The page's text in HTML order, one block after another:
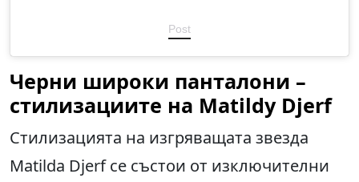
Post
Черни широки панталони –
стилизациите на Matildy Djerf
Стилизацията на изгряващата звезда
Matilda Djerf се състои от изключителни